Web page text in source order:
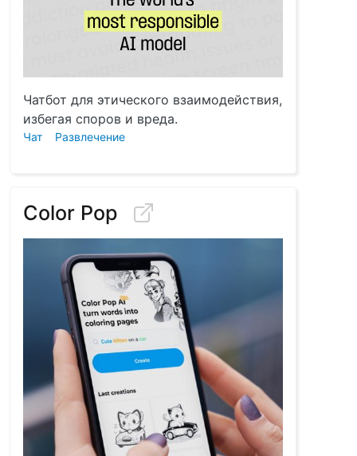
Чатбот для этического взаимодействия,
избегая споров и вреда.
Чат Развлечение
Color Pop